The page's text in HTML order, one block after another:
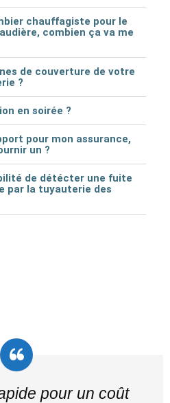
chauffagiste pour le
combien ça va me
de couverture de votre
?
en soirée ?
pour mon assurance,
un ?
de détécter une fuite
par la tuyauterie des
pour un coût